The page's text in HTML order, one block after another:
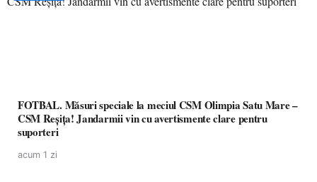
FOTBAL. Măsuri speciale la meciul CSM Olimpia Satu Mare –
CSM Reșița! Jandarmii vin cu avertismente clare pentru
suporteri
acum 1 zi